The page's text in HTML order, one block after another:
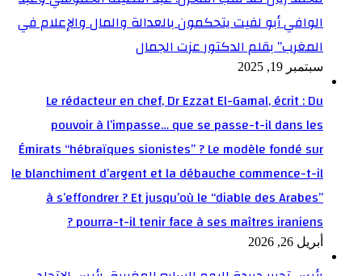
الوافي أبو لفيت يتحكمون بالعدالة والمال والإعلام في
المغرب” بقلم الدكتور عزت الجمال
سبتمبر 19, 2025
Le rédacteur en chef, Dr Ezzat El-Gamal, écrit : Du
pouvoir à l’impasse… que se passe-t-il dans les
Émirats “hébraïques sionistes” ? Le modèle fondé sur
le blanchiment d’argent et la débauche commence-t-il
à s’effondrer ? Et jusqu’où le “diable des Arabes”
pourra-t-il tenir face à ses maîtres iraniens ?
أبريل 26, 2026